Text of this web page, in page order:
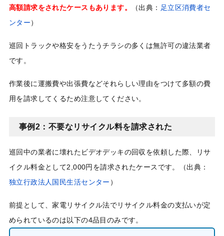
高額請求をされたケースもあります。
（出典： 足立区消費者セ
ンター）
巡回トラックや格安をうたうチラシの多くは無許可の違法業者
です。
作業後に運搬費や出張費などそれらしい理由をつけて多額の費
用を請求してくるため注意してください。
事例2：不要なリサイクル料を請求された
巡回中の業者に壊れたビデオデッキの回収を依頼した際、リサ
イクル料金として2,000円を請求されたケースです。（出典：
独立行政法人国民生活センター ）
前提として、家電リサイクル法でリサイクル料金の支払いが定
められているのは以下の4品目のみです。